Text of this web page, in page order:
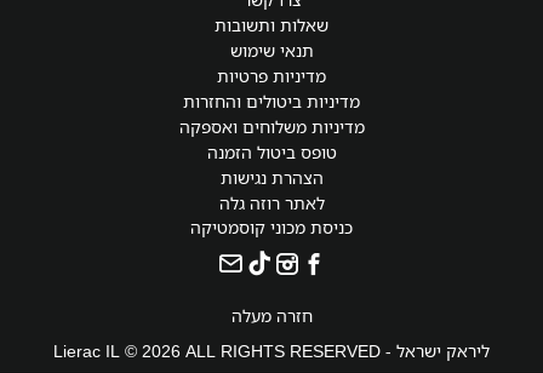
שאלות ותשובות
תנאי שימוש
מדיניות פרטיות
מדיניות ביטולים והחזרות
מדיניות משלוחים ואספקה
טופס ביטול הזמנה
הצהרת נגישות
לאתר רוזה גלה
כניסת מכוני קוסמטיקה
חזרה מעלה
ליראק ישראל - Lierac IL © 2026 ALL RIGHTS RESERVED